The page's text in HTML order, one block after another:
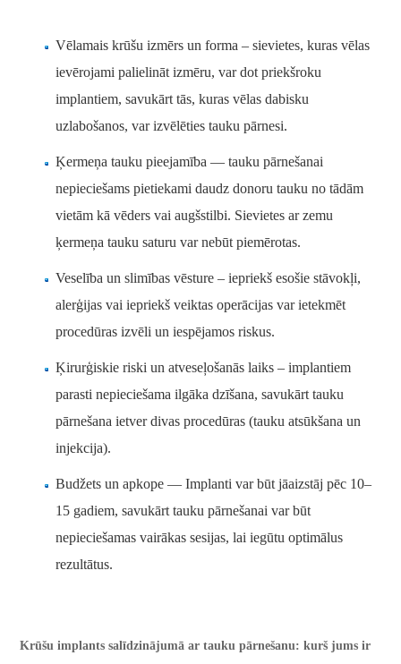
Vēlamais krūšu izmērs un forma – sievietes, kuras vēlas
ievērojami palielināt izmēru, var dot priekšroku
implantiem, savukārt tās, kuras vēlas dabisku
uzlabošanos, var izvēlēties tauku pārnesi.
Ķermeņa tauku pieejamība — tauku pārnešanai
nepieciešams pietiekami daudz donoru tauku no tādām
vietām kā vēders vai augšstilbi. Sievietes ar zemu
ķermeņa tauku saturu var nebūt piemērotas.
Veselība un slimības vēsture – iepriekš esošie stāvokļi,
alerģijas vai iepriekš veiktas operācijas var ietekmēt
procedūras izvēli un iespējamos riskus.
Ķirurģiskie riski un atveseļošanās laiks – implantiem
parasti nepieciešama ilgāka dzīšana, savukārt tauku
pārnešana ietver divas procedūras (tauku atsūkšana un
injekcija).
Budžets un apkope — Implanti var būt jāaizstāj pēc 10–
15 gadiem, savukārt tauku pārnešanai var būt
nepieciešamas vairākas sesijas, lai iegūtu optimālus
rezultātus.
Krūšu implants salīdzinājumā ar tauku pārnešanu: kurš jums ir